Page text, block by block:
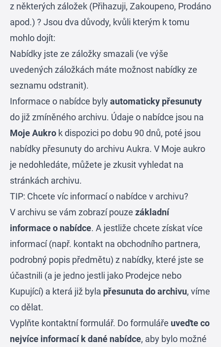
z některých záložek (Přihazuji, Zakoupeno, Prodáno
apod.) ? Jsou dva důvody, kvůli kterým k tomu
mohlo dojít:
Nabídky jste ze záložky smazali (ve výše
uvedených záložkách máte možnost nabídky ze
seznamu odstranit).
Informace o nabídce bylyautomaticky přesunuty
do již zmíněného archivu. Údaje o nabídce jsou na
Moje Aukro k dispozici po dobu 90 dnů, poté jsou
nabídky přesunuty do archivu Aukra. V Moje aukro
je nedohledáte, můžete je zkusit vyhledat na
stránkách archivu.
TIP: Chcete víc informací o nabídce v archivu?
V archivu se vám zobrazí pouze základní
informace o nabídce. A jestliže chcete získat více
informací (např. kontakt na obchodního partnera,
podrobný popis předmětu) z nabídky, které jste se
účastnili (a je jedno jestli jako Prodejce nebo
Kupující) a která již byla přesunuta do archivu, víme
co dělat.
Vyplňte kontaktní formulář. Do formuláře uveďte co
nejvíce informací k dané nabídce, aby bylo možné